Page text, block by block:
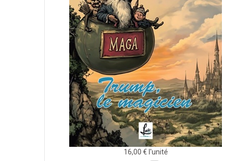
16,00 € l'unité